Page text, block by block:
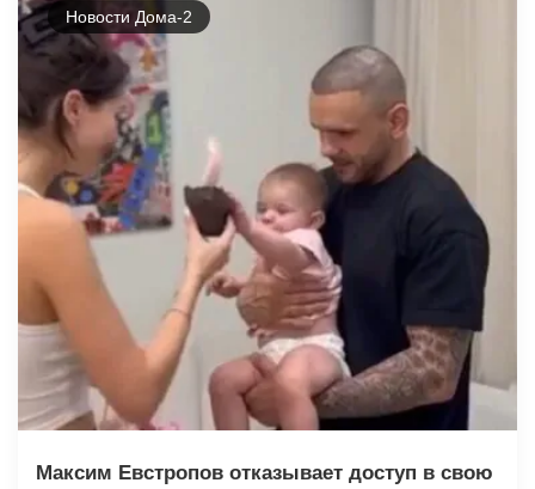
Новости Дома-2
Максим Евстропов отказывает доступ в свою